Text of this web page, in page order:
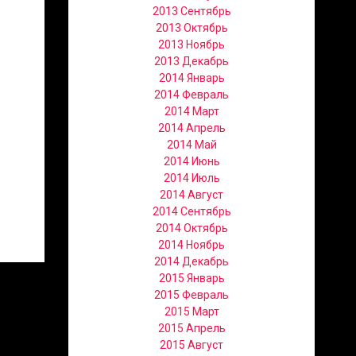
2013 Сентябрь
2013 Октябрь
2013 Ноябрь
2013 Декабрь
2014 Январь
2014 Февраль
2014 Март
2014 Апрель
2014 Май
2014 Июнь
2014 Июль
2014 Август
2014 Сентябрь
2014 Октябрь
2014 Ноябрь
2014 Декабрь
2015 Январь
2015 Февраль
2015 Март
2015 Апрель
2015 Август